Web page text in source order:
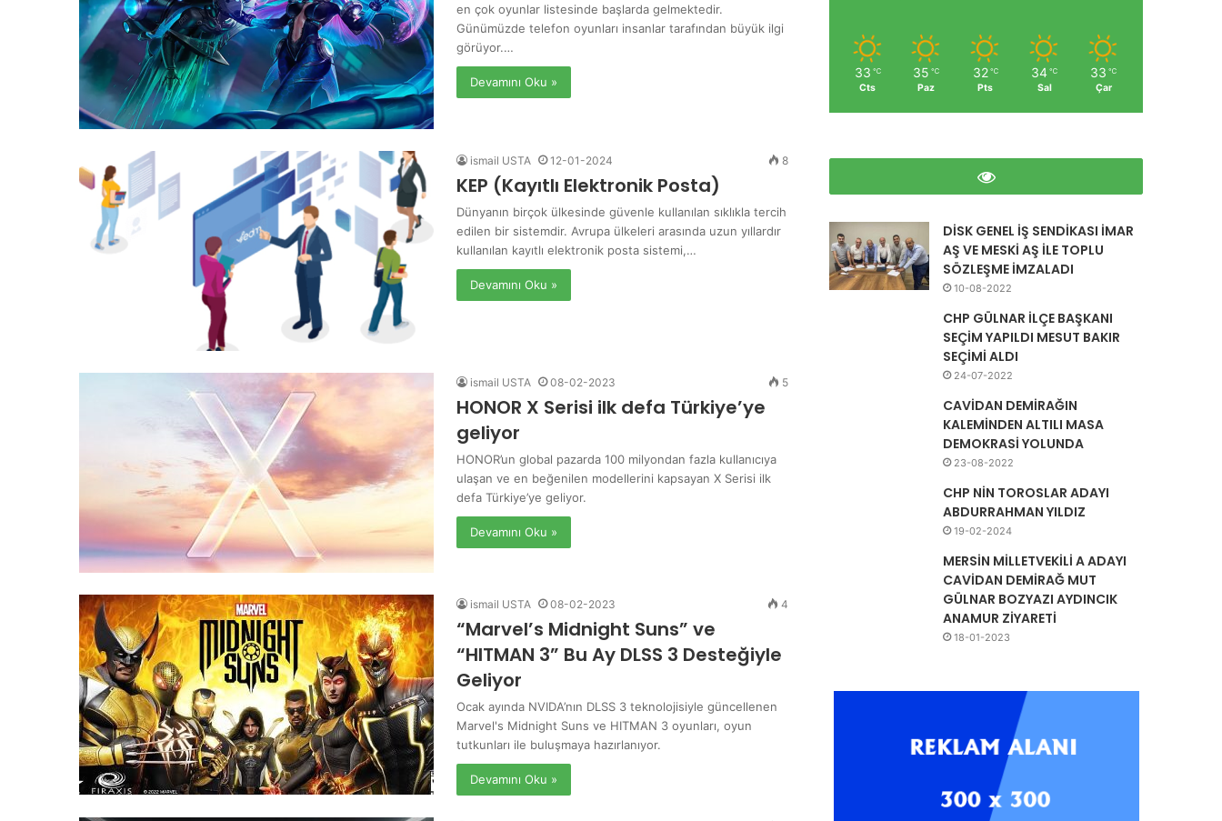
en çok oyunlar listesinde başlarda gelmektedir.
Günümüzde telefon oyunları insanlar tarafından büyük ilgi
görüyor.…
Devamını Oku »
ismail USTA 12-01-2024 8
KEP (Kayıtlı Elektronik Posta)
Dünyanın birçok ülkesinde güvenle kullanılan sıklıkla tercih
edilen bir sistemdir. Avrupa ülkeleri arasında uzun yıllardır
kullanılan kayıtlı elektronik posta sistemi,…
Devamını Oku »
ismail USTA 08-02-2023 5
HONOR X Serisi ilk defa Türkiye’ye
geliyor
HONOR’un global pazarda 100 milyondan fazla kullanıcıya
ulaşan ve en beğenilen modellerini kapsayan X Serisi ilk
defa Türkiye’ye geliyor.
Devamını Oku »
ismail USTA 08-02-2023 4
“Marvel’s Midnight Suns” ve
“HITMAN 3” Bu Ay DLSS 3 Desteğiyle
Geliyor
Ocak ayında NVIDA’nın DLSS 3 teknolojisiyle güncellenen
Marvel's Midnight Suns ve HITMAN 3 oyunları, oyun
tutkunları ile buluşmaya hazırlanıyor.
Devamını Oku »
33 ℃
Cts
35 ℃
Paz
32 ℃
Pts
34 ℃
Sal
33 ℃
Çar
DİSK GENEL İŞ SENDİKASI İMAR
AŞ VE MESKİ AŞ İLE TOPLU
SÖZLEŞME İMZALADI
10-08-2022
CHP GÜLNAR İLÇE BAŞKANI
SEÇİM YAPILDI MESUT BAKIR
SEÇİMİ ALDI
24-07-2022
CAVİDAN DEMİRAĞIN
KALEMİNDEN ALTILI MASA
DEMOKRASİ YOLUNDA
23-08-2022
CHP NİN TOROSLAR ADAYI
ABDURRAHMAN YILDIZ
19-02-2024
MERSİN MİLLETVEKİLİ A ADAYI
CAVİDAN DEMİRAĞ MUT
GÜLNAR BOZYAZI AYDINCIK
ANAMUR ZİYARETİ
18-01-2023